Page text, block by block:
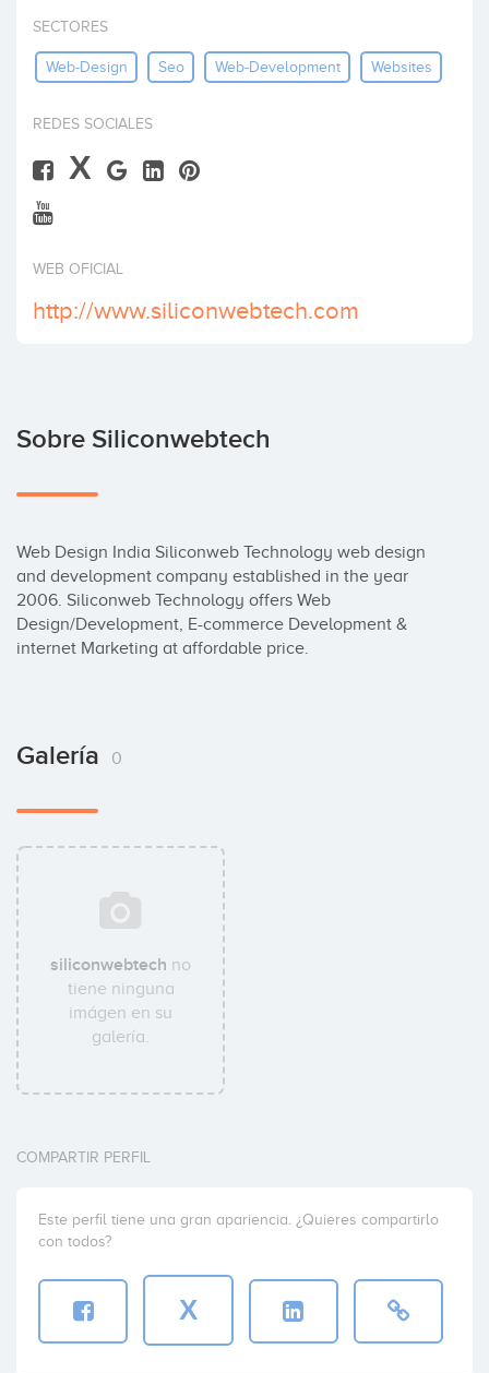
Invertir
SECTORES
Web-Design Seo Web-Development Websites
REDES SOCIALES
X
WEB OFICIAL
http://www.siliconwebtech.com
Sobre Siliconwebtech
Web Design India Siliconweb Technology web design
and development company established in the year
2006. Siliconweb Technology offers Web
Design/Development, E-commerce Development &
internet Marketing at affordable price.
Galería 0
siliconwebtech no
tiene ninguna
imágen en su
galería.
COMPARTIR PERFIL
Este perfil tiene una gran apariencia. ¿Quieres compartirlo
con todos?
X